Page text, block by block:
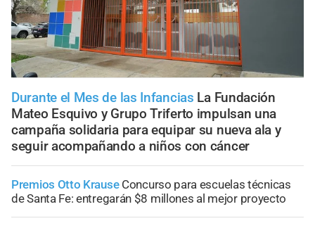
Durante el Mes de las Infancias La Fundación
Mateo Esquivo y Grupo Triferto impulsan una
campaña solidaria para equipar su nueva ala y
seguir acompañando a niños con cáncer
Premios Otto Krause Concurso para escuelas técnicas
de Santa Fe: entregarán $8 millones al mejor proyecto